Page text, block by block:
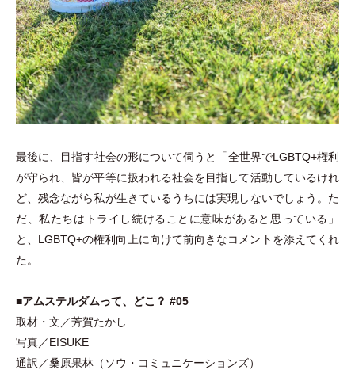
最後に、目指す社会の形について伺うと 「全世界でLGBTQ+権利
が守られ、皆が平等に扱われる社会を目指して活動しているけれ
ど、残念ながら私が生きているうちには実現しないでしょう。た
だ、私たちはトライし続けることに意味があると思っている 」
と、LGBTQ+の権利向上に向けて前向きなコメントを添えてくれ
た。
■アムステルダムって、どこ？ #05
取材 ・ 文／芳賀たかし
写真／EISUKE
通訳／桑原果林 （ ソウ ・ コミュニケーションズ）